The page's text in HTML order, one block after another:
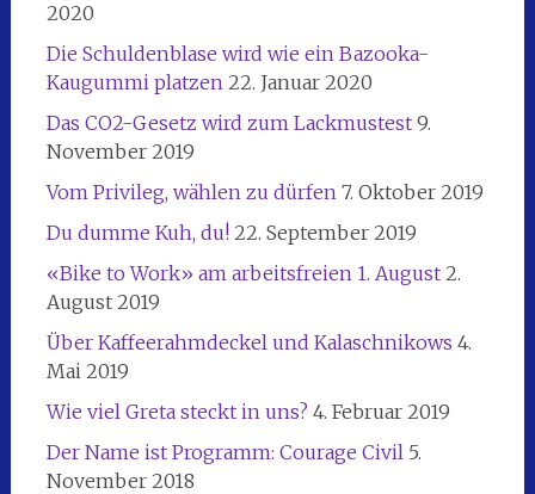
2020
Die Schuldenblase wird wie ein Bazooka-
Kaugummi platzen 22. Januar 2020
Das CO2-Gesetz wird zum Lackmustest 9.
November 2019
Vom Privileg, wählen zu dürfen 7. Oktober 2019
Du dumme Kuh, du! 22. September 2019
«Bike to Work» am arbeitsfreien 1. August 2.
August 2019
Über Kaffeerahmdeckel und Kalaschnikows 4.
Mai 2019
Wie viel Greta steckt in uns? 4. Februar 2019
Der Name ist Programm: Courage Civil 5.
November 2018